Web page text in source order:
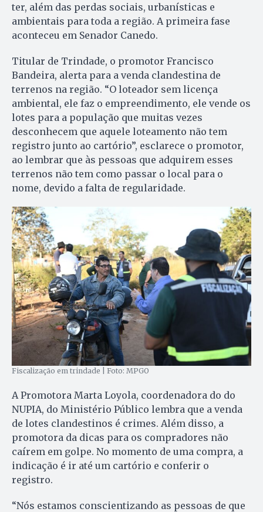
ter, além das perdas sociais, urbanísticas e
ambientais para toda a região. A primeira fase
aconteceu em Senador Canedo.
Titular de Trindade, o promotor Francisco
Bandeira, alerta para a venda clandestina de
terrenos na região. “O loteador sem licença
ambiental, ele faz o empreendimento, ele vende os
lotes para a população que muitas vezes
desconhecem que aquele loteamento não tem
registro junto ao cartório”, esclarece o promotor,
ao lembrar que às pessoas que adquirem esses
terrenos não tem como passar o local para o
nome, devido a falta de regularidade.
Fiscalização em trindade | Foto: MPGO
A Promotora Marta Loyola, coordenadora do do
NUPIA, do Ministério Público lembra que a venda
de lotes clandestinos é crimes. Além disso, a
promotora da dicas para os compradores não
caírem em golpe. No momento de uma compra, a
indicação é ir até um cartório e conferir o
registro.
“Nós estamos conscientizando as pessoas de que